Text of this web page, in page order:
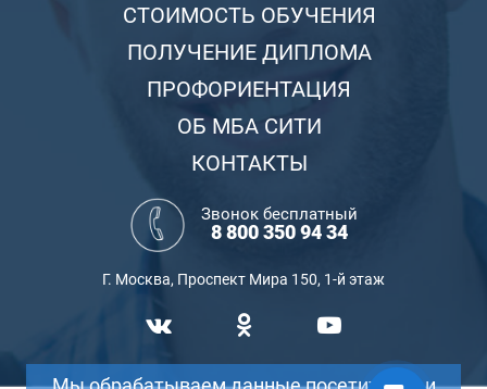
СТОИМОСТЬ ОБУЧЕНИЯ
ПОЛУЧЕНИЕ ДИПЛОМА
ПРОФОРИЕНТАЦИЯ
ОБ МБА СИТИ
КОНТАКТЫ
Звонок бесплатный
8 800 350 94 34
Г. Москва, Проспект Мира 150, 1-й этаж